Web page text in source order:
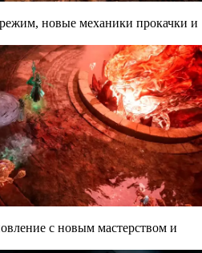
новые механики прокачки и
с новым мастерством и